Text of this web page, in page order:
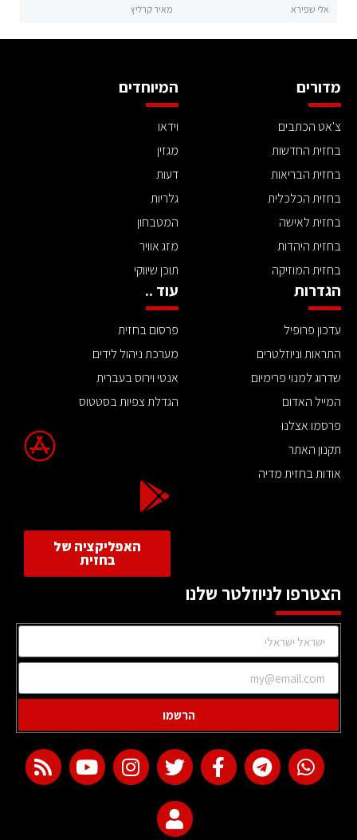
אלי שפירא מאיר קרליץ
מדורים
צ'אט הכתבים
בחזית החדשות
בחזית הבריאות
בחזית הכלכלית
בחזית לאישה
בחזית היהדות
בחזית המוזיקה
המיוחדים
וידאו
מגזין
דעות
גלריות
המטבחון
מזג אוויר
תוכן שיווקי
הגדרות
עדכון פרופיל
התראות וניוזלטרים
שדרוג למנוי פרימיום
המייל האדום
פרסמו אצלנו
תקנון האתר
אודות בחזית מדיה
עוד ..
פרסום בחזית
מערכת ניהול לידים
אנטי וירוס בעברית
הגדלת צפיות בסטטוס
האפליקציה של
בחזית
הצטרפו לניוזלטר שלנו
הרשמו